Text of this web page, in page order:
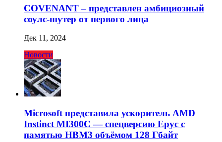
COVENANT – представлен амбициозный
соулс-шутер от первого лица
Дек 11, 2024
Новости
Microsoft представила ускоритель AMD
Instinct MI300C — спецверсию Epyc с
памятью HBM3 объёмом 128 Гбайт